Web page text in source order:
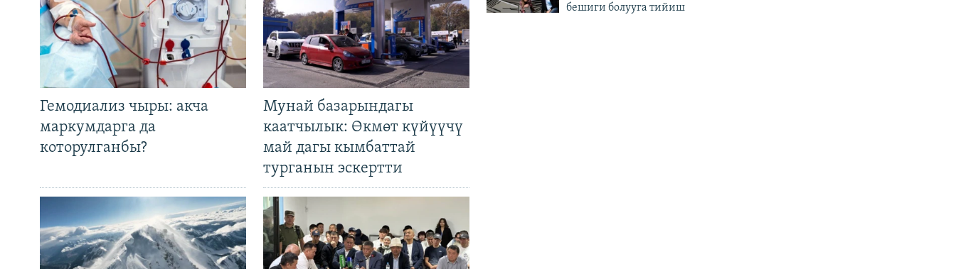
Гемодиализ чыры: акча
маркумдарга да
которулганбы?
Мунай базарындагы
каатчылык: Өкмөт күйүүчү
май дагы кымбаттай
турганын эскертти
бешиги болууга тийиш